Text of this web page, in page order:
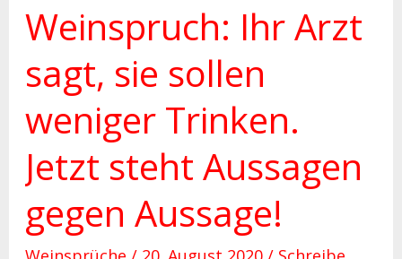
Weinspruch: Ihr Arzt
sagt, sie sollen
weniger Trinken.
Jetzt steht Aussagen
gegen Aussage!
gegen